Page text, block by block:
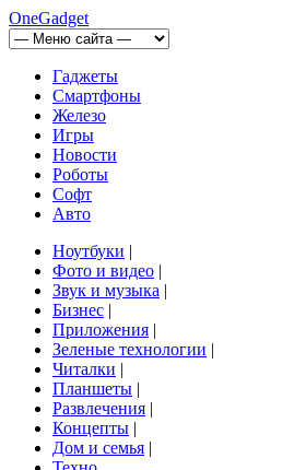
OneGadget
Гаджеты
Смартфоны
Железо
Игры
Новости
Роботы
Софт
Авто
Ноутбуки |
Фото и видео |
Звук и музыка |
Бизнес |
Приложения |
Зеленые технологии |
Читалки |
Планшеты |
Развлечения |
Концепты |
Дом и семья |